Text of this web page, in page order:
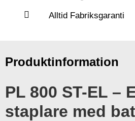
Alltid Fabriksgaranti
Produktinformation
PL 800 ST-EL –
staplare med